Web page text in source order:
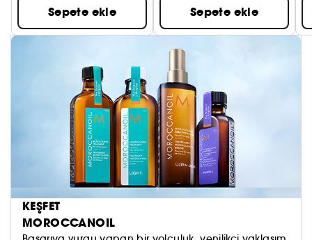
Sepete ekle Sepete ekle
KEŞFET
MOROCCANOIL